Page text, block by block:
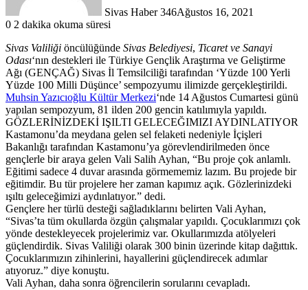
Sivas Haber 346Ağustos 16, 2021
0 2 dakika okuma süresi
Sivas Valiliği öncülüğünde Sivas Belediyesi, Ticaret ve Sanayi
Odası‘nın destekleri ile Türkiye Gençlik Araştırma ve Geliştirme
Ağı (GENÇAĞ) Sivas İl Temsilciliği tarafından ‘Yüzde 100 Yerli
Yüzde 100 Milli Düşünce’ sempozyumu ilimizde gerçekleştirildi.
Muhsin Yazıcıoğlu Kültür Merkezi‘nde 14 Ağustos Cumartesi günü
yapılan sempozyum, 81 ilden 200 gencin katılımıyla yapıldı.
GÖZLERİNİZDEKİ IŞILTI GELECEĞIMIZI AYDINLATIYOR
Kastamonu’da meydana gelen sel felaketi nedeniyle İçişleri
Bakanlığı tarafından Kastamonu’ya görevlendirilmeden önce
gençlerle bir araya gelen Vali Salih Ayhan, “Bu proje çok anlamlı.
Eğitimi sadece 4 duvar arasında görmememiz lazım. Bu projede bir
eğitimdir. Bu tür projelere her zaman kapımız açık. Gözlerinizdeki
ışıltı geleceğimizi aydınlatıyor.” dedi.
Gençlere her türlü desteği sağladıklarını belirten Vali Ayhan,
“Sivas’ta tüm okullarda özgün çalışmalar yapıldı. Çocuklarımızı çok
yönde destekleyecek projelerimiz var. Okullarımızda atölyeleri
güçlendirdik. Sivas Valiliği olarak 300 binin üzerinde kitap dağıttık.
Çocuklarımızın zihinlerini, hayallerini güçlendirecek adımlar
atıyoruz.” diye konuştu.
Vali Ayhan, daha sonra öğrencilerin sorularını cevapladı.